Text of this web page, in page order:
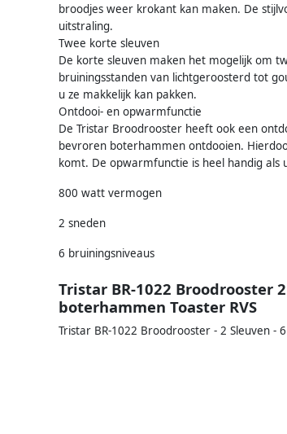
broodjes weer krokant kan maken. De
uitstraling.
Twee korte sleuven
De korte sleuven maken het mogelijk om
bruiningsstanden van lichtgeroosterd tot
u ze makkelijk kan pakken.
Ontdooi- en opwarmfunctie
De Tristar Broodrooster heeft ook een
bevroren boterhammen ontdooien.
komt. De opwarmfunctie is heel handig als
800 watt vermogen
2 sneden
6 bruiningsniveaus
Tristar BR-1022 Broodrooster
boterhammen Toaster RVS
Tristar BR-1022 Broodrooster - 2 Sleuven -